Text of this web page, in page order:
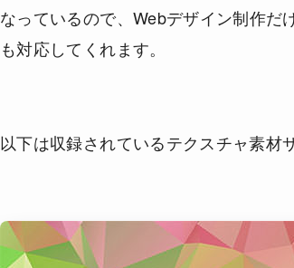
なっているので、Webデザイン制作だ
も対応してくれます。
以下は収録されているテクスチャ素材